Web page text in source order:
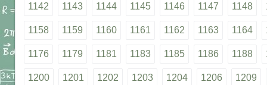
1142 1143 1144 1145 1146 1147 1148
1158 1159 1160 1161 1162 1163 1164
1176 1179 1181 1183 1185 1186 1188
1200 1201 1202 1203 1204 1206 1209